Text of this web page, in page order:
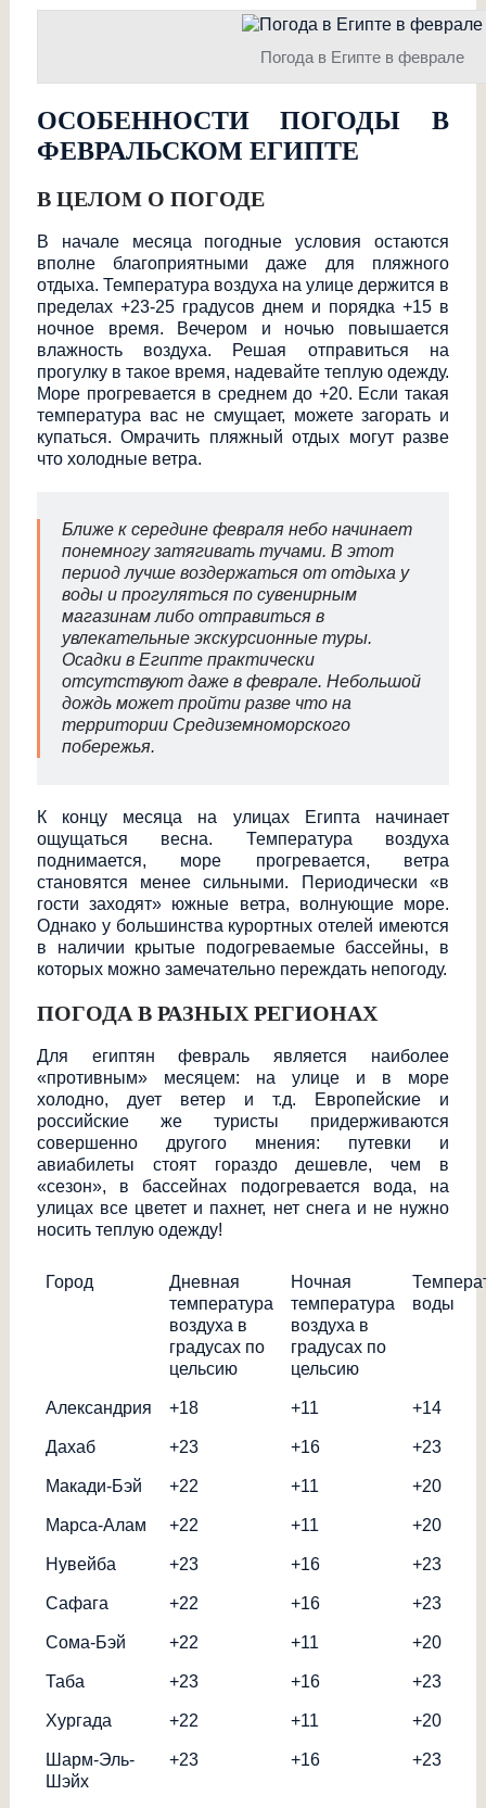
Погода в Египте в феврале
ОСОБЕННОСТИ ПОГОДЫ В
ФЕВРАЛЬСКОМ ЕГИПТЕ
В ЦЕЛОМ О ПОГОДЕ
В начале месяца погодные условия остаются
вполне благоприятными даже для пляжного
отдыха. Температура воздуха на улице держится в
пределах +23-25 градусов днем и порядка +15 в
ночное время. Вечером и ночью повышается
влажность воздуха. Решая отправиться на
прогулку в такое время, надевайте теплую одежду.
Море прогревается в среднем до +20. Если такая
температура вас не смущает, можете загорать и
купаться. Омрачить пляжный отдых могут разве
что холодные ветра.
Ближе к середине февраля небо начинает
понемногу затягивать тучами. В этот
период лучше воздержаться от отдыха у
воды и прогуляться по сувенирным
магазинам либо отправиться в
увлекательные экскурсионные туры.
Осадки в Египте практически
отсутствуют даже в феврале. Небольшой
дождь может пройти разве что на
территории Средиземноморского
побережья.
К концу месяца на улицах Египта начинает
ощущаться весна. Температура воздуха
поднимается, море прогревается, ветра
становятся менее сильными. Периодически «в
гости заходят» южные ветра, волнующие море.
Однако у большинства курортных отелей имеются
в наличии крытые подогреваемые бассейны, в
которых можно замечательно переждать непогоду.
ПОГОДА В РАЗНЫХ РЕГИОНАХ
Для египтян февраль является наиболее
«противным» месяцем: на улице и в море
холодно, дует ветер и т.д. Европейские и
российские же туристы придерживаются
совершенно другого мнения: путевки и
авиабилеты стоят гораздо дешевле, чем в
«сезон», в бассейнах подогревается вода, на
улицах все цветет и пахнет, нет снега и не нужно
носить теплую одежду!
Город
Дневная
температура
воздуха в
градусах по
цельсию
Ночная
температура
воздуха в
градусах по
цельсию
воды
Александрия +18 +11 +14
Дахаб +23 +16 +23
Макади-Бэй +22 +11 +20
Марса-Алам +22 +11 +20
Нувейба +23 +16 +23
Сафага +22 +16 +23
Сома-Бэй +22 +11 +20
Таба +23 +16 +23
Хургада +22 +11 +20
Шарм-Эль-
Шэйх
+23 +16 +23